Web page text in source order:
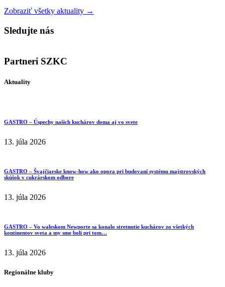
Zobraziť všetky aktuality →
Sledujte nás
Partneri SZKC
Aktuality
GASTRO – Úspechy našich kuchárov doma aj vo svete
13. júla 2026
GASTRO – Švajčiarske know-how ako opora pri budovaní systému majstrovských
skúšok v cukrárskom odbore
13. júla 2026
GASTRO – Vo waleskom Newporte sa konalo stretnutie kuchárov zo všetkých
kontinentov sveta a my sme boli pri tom…
13. júla 2026
Regionálne kluby